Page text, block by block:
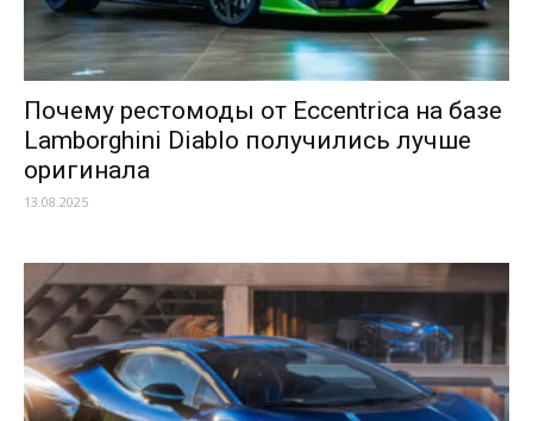
Почему рестомоды от Eccentrica на базе
Lamborghini Diablo получились лучше
оригинала
13.08.2025